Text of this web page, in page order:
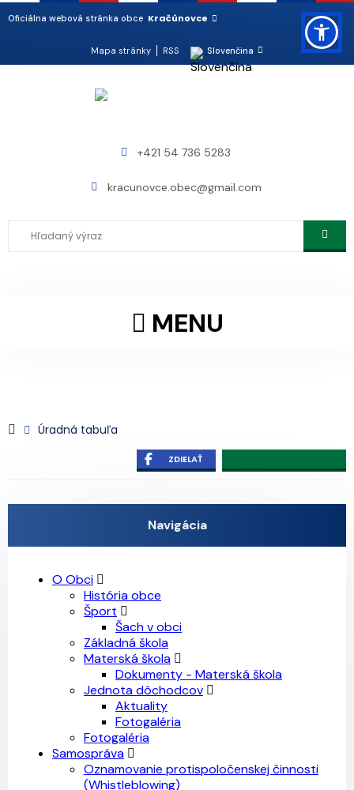
Oficiálna webová stránka obce Kračúnovce
Mapa stránky RSS Slovenčina
+421 54 736 5283
kracunovce.obec@gmail.com
MENU
Úradná tabuľa
ZDIELAŤ
Navigácia
O Obci
História obce
Šport
Šach v obci
Základná škola
Materská škola
Dokumenty - Materská škola
Jednota dôchodcov
Aktuality
Fotogaléria
Fotogaléria
Samospráva
Oznamovanie protispoločenskej činnosti
(Whistleblowing)